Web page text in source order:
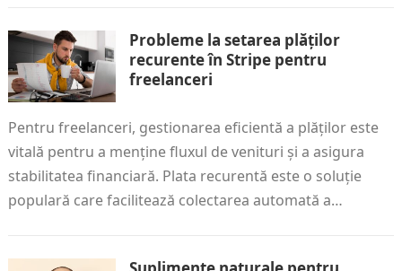
Probleme la setarea plăților
recurente în Stripe pentru
freelanceri
Pentru freelanceri, gestionarea eficientă a plăților este
vitală pentru a menține fluxul de venituri și a asigura
stabilitatea financiară. Plata recurentă este o soluție
populară care facilitează colectarea automată a…